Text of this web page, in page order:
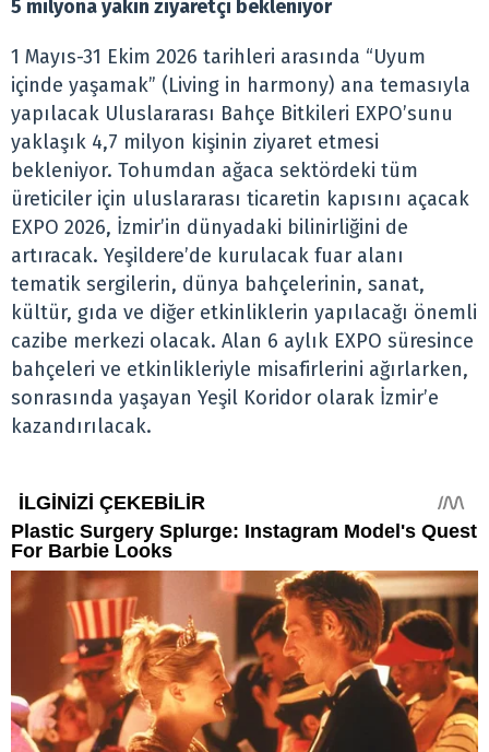
5 milyona yakın ziyaretçi bekleniyor
1 Mayıs-31 Ekim 2026 tarihleri arasında “Uyum
içinde yaşamak” (Living in harmony) ana temasıyla
yapılacak Uluslararası Bahçe Bitkileri EXPO’sunu
yaklaşık 4,7 milyon kişinin ziyaret etmesi
bekleniyor. Tohumdan ağaca sektördeki tüm
üreticiler için uluslararası ticaretin kapısını açacak
EXPO 2026, İzmir’in dünyadaki bilinirliğini de
artıracak. Yeşildere’de kurulacak fuar alanı
tematik sergilerin, dünya bahçelerinin, sanat,
kültür, gıda ve diğer etkinliklerin yapılacağı önemli
cazibe merkezi olacak. Alan 6 aylık EXPO süresince
bahçeleri ve etkinlikleriyle misafirlerini ağırlarken,
sonrasında yaşayan Yeşil Koridor olarak İzmir’e
kazandırılacak.